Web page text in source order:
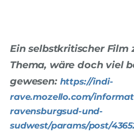
Ein selbstkritischer Film
Thema, wäre doch viel
gewesen: https://indi-
rave.mozello.com/
ravensburgsud-und-
sudwest/params/post/